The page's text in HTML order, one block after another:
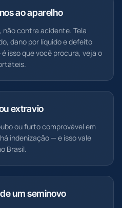
ao aparelho
contra acidente. Tela
dano por líquido e defeito
isso que você procura, veja o
extravio
ou furto comprovável em
indenização — e isso vale
Brasil.
um seminovo